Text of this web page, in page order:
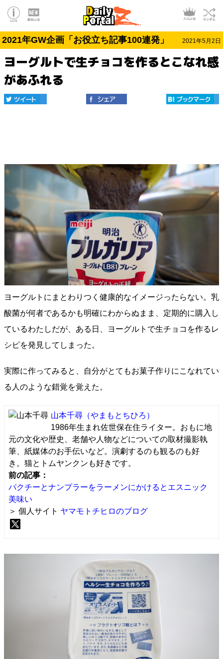
2021年GW企画「お役立ち記事100連発」 2021年5月2日
ヨーグルトで生チョコを作るとこなれ感
があふれる
ヨーグルトにまとわりつく健康的なイメージったらない。乳
酸菌が何者であるかも明確にわからぬまま、定期的に購入し
ているわたしだが、ある日、ヨーグルトで生チョコを作るレ
シピを発見してしまった。
実際に作ってみると、自分がとてもお菓子作りにこなれてい
る人のような錯覚を覚えた。
山本千尋 （やまもとちひろ）
1986年生まれ佐世保在住ライター。おもに地
元の文化や歴史、老舗や人物などについての取材撮影執
筆、紙媒体のお手伝いなど。演劇するのも観るのも好
き。猫とトムヤンクンも好きです。
前の記事：
パクチーとナンプラーをラーメンにかけるとエスニック
美味い
＞ 個人サイト ヤマモトチヒロのブログ